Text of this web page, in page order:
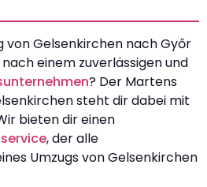
von Gelsenkirchen nach Győr
einem zuverlässigen und
? Der Martens
steht dir dabei mit
bieten dir einen
, der alle
Umzugs von Gelsenkirchen